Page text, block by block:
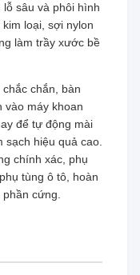
sâu và phôi hình
loại, sợi nylon
làm trầy xước bề
chắn, bàn
vào máy khoan
để tự động mài
sạch hiệu quả cao.
chính xác, phụ
tùng ô tô, hoàn
cứng.